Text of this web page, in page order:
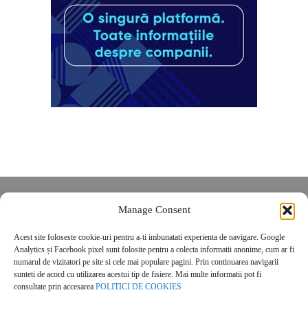
Manage Consent
Acest site foloseste cookie-uri pentru a-ti imbunatati experienta de navigare. Google
Analytics și Facebook pixel sunt folosite pentru a colecta informatii anonime, cum ar fi
numarul de vizitatori pe site si cele mai populare pagini. Prin continuarea navigarii
sunteti de acord cu utilizarea acestui tip de fisiere. Mai multe informatii pot fi
consultate prin accesarea POLITICI DE COOKIES
POLITICĂ DE CONFIDENȚIALITATE
Politica de cookies